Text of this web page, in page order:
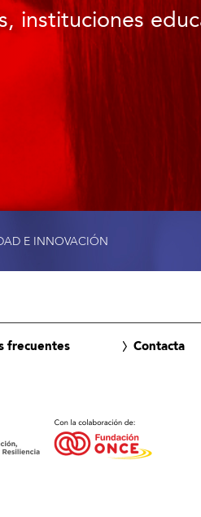
instituciones
E INNOVACIÓN
frecuentes Contacta